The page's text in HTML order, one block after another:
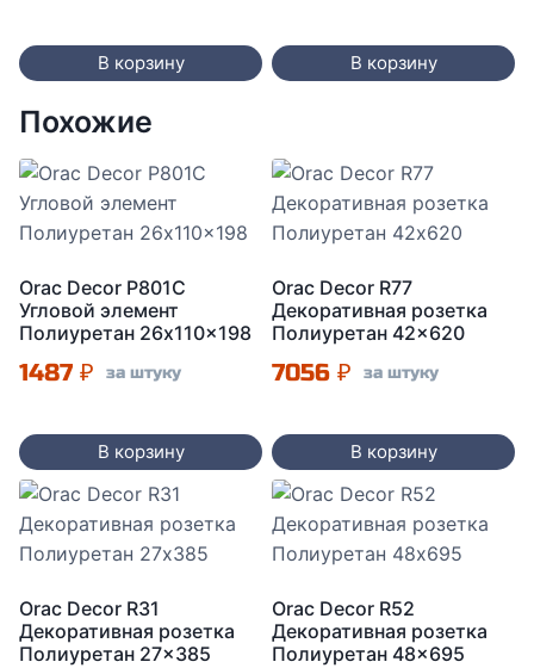
В корзину В корзину
Похожие
Orac Decor P801C
Угловой элемент
Полиуретан 26x110x198
1487 ₽ за штуку
В корзину
Orac Decor R77
Декоративная розетка
Полиуретан 42×620
7056 ₽ за штуку
В корзину
Orac Decor R31
Декоративная розетка
Полиуретан 27×385
Orac Decor R52
Декоративная розетка
Полиуретан 48×695